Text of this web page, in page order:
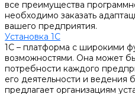
все преимущества
необходимо заказать
вашего предприятия.
Установка 1С
1С – платформа с широкими
возможностями. Она может
потребности каждого
его деятельности и
предлагает организациям